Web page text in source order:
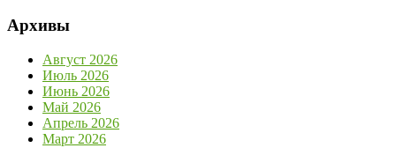
Архивы
Август 2026
Июль 2026
Июнь 2026
Май 2026
Апрель 2026
Март 2026